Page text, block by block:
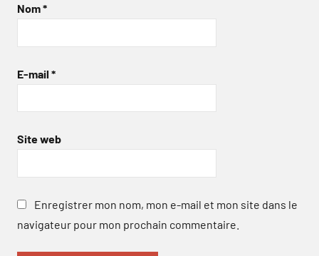
Nom*
E-mail *
Site web
Enregistrer mon nom, mon e-mail et mon site dans le
navigateur pour mon prochain commentaire.